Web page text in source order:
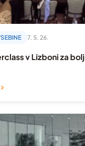
7. 5. 26.
v Lizboni za